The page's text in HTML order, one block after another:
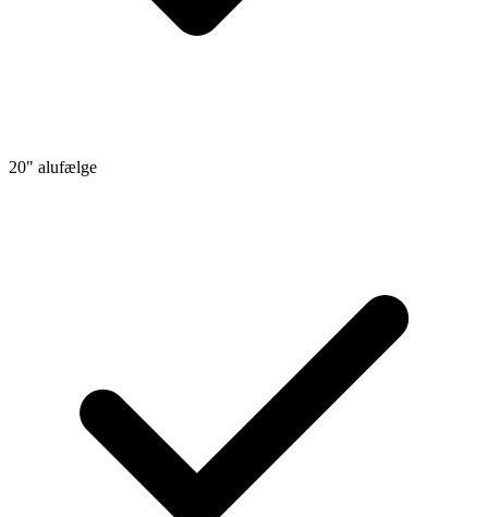
20" alufælge